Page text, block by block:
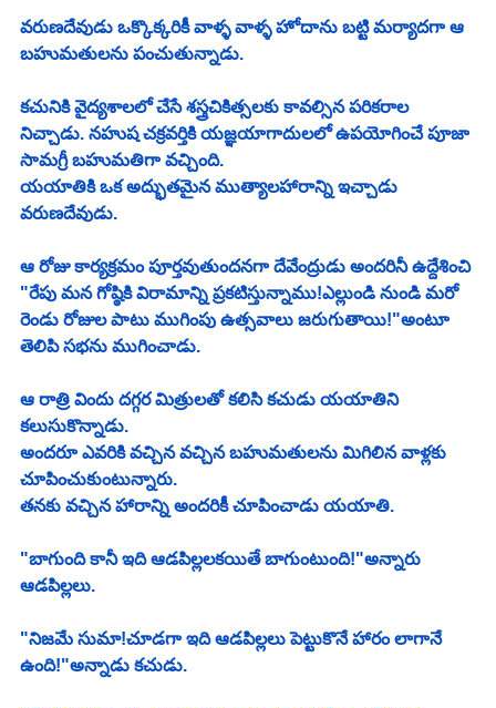
వరుణదేవుడు ఒక్కొక్కరికీ వాళ్ళ వాళ్ళ హోదాను బట్టి మర్యాదగా ఆ
బహుమతులను పంచుతున్నాడు.
కచునికి వైద్యశాలలో చేసే శస్త్రచికిత్సలకు కావల్సిన పరికరాల
నిచ్చాడు. నహుష చక్రవర్తికి యజ్ఞయాగాదులలో ఉపయోగించే పూజా
సామగ్రీ బహుమతిగా వచ్చింది.
యయాతికి ఒక అద్భుతమైన ముత్యాలహారాన్ని ఇచ్చాడు
వరుణదేవుడు.
ఆ రోజు కార్యక్రమం పూర్తవుతుందనగా దేవేంద్రుడు అందరినీ ఉద్దేశించి
"రేపు మన గోష్ఠికి విరామాన్ని ప్రకటిస్తున్నాము!ఎల్లుండి నుండి మరో
రెండు రోజుల పాటు ముగింపు ఉత్సవాలు జరుగుతాయి!"అంటూ
తెలిపి సభను ముగించాడు.
ఆ రాత్రి విందు దగ్గర మిత్రులతో కలిసి కచుడు యయాతిని
కలుసుకొన్నాడు.
అందరూ ఎవరికి వచ్చిన వచ్చిన బహుమతులను మిగిలిన వాళ్లకు
చూపించుకుంటున్నారు.
తనకు వచ్చిన హారాన్ని అందరికీ చూపించాడు యయాతి.
"బాగుంది కానీ ఇది ఆడపిల్లలకయితే బాగుంటుంది!"అన్నారు
ఆడపిల్లలు.
"నిజమే సుమా!చూడగా ఇది ఆడపిల్లలు పెట్టుకొనే హారం లాగానే
ఉంది!"అన్నాడు కచుడు.